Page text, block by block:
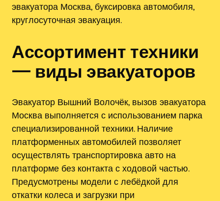
эвакуатора Москва, буксировка автомобиля,
круглосуточная эвакуация.
Ассортимент техники
— виды эвакуаторов
Эвакуатор Вышний Волочёк, вызов эвакуатора
Москва выполняется с использованием парка
специализированной техники. Наличие
платформенных автомобилей позволяет
осуществлять транспортировка авто на
платформе без контакта с ходовой частью.
Предусмотрены модели с лебёдкой для
откатки колеса и загрузки при